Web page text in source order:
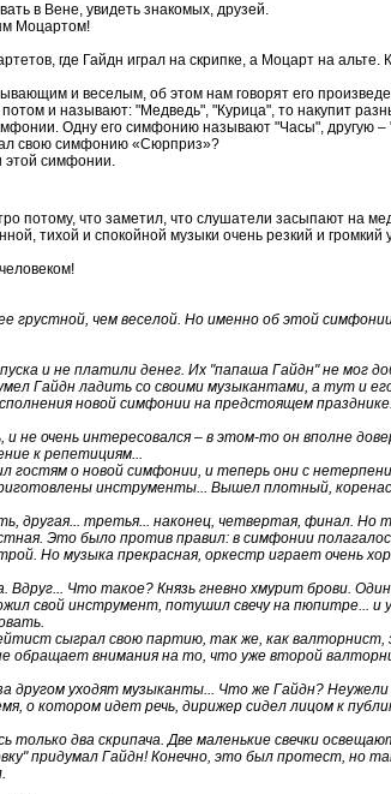
в Вене, увидеть знакомых, друзей.
Моцартом!
где Гайдн играл на скрипке, а Моцарт на альте.
и веселым, об этом нам говорят его
и называют: "Медведь", "Курица", то накупит
Одну его симфонию называют "Часы", другую
свою симфонию «Сюрприз»?
этой симфонии.
потому, что заметил, что слушатели засыпают на
тихой и спокойной музыки очень резкий и громкий
грустной, чем веселой. Но именно об этой
и не платили денег. Их "папаша Гайдн" не мог
Гайдн ладить со своими музыкантами, а тут и
новой симфонии на предстоящем празднике.
не очень интересовался – в этом-то он вполне
к репетициям...
гостям о новой симфонии, и теперь они с
инструменты... Вышел плотный,
другая... третья... наконец, четвертая, финал. Но
Это было против правил: в симфонии
Но музыка прекрасная, оркестр играет очень
Вдруг... Что такое? Князь гневно хмурит брови.
свой инструмент, потушил свечу на пюпитре... и
сыграл свою партию, так же, как
обращает внимания на то, что уже второй
другом уходят музыканты... Что же Гайдн?
о котором идет речь, дирижер сидел лицом к
два скрипача. Две маленькие свечки
придумал Гайдн! Конечно, это был протест, но